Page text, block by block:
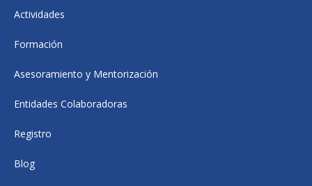
Actividades
Formación
Asesoramiento y Mentorización
Entidades Colaboradoras
Registro
Blog